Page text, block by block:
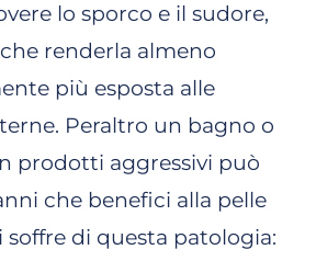
lo sporco e il sudore,
renderla almeno
più esposta alle
Peraltro un bagno o
prodotti aggressivi può
che benefici alla pelle
soffre di questa patologia: